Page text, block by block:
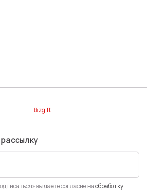
вы даёте согласие наобработку